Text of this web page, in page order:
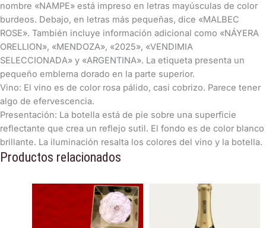
nombre «NAMPE» está impreso en letras mayúsculas de color
burdeos. Debajo, en letras más pequeñas, dice «MALBEC
ROSE». También incluye información adicional como «NÁYERA
ORELLION», «MENDOZA», «2025», «VENDIMIA
SELECCIONADA» y «ARGENTINA». La etiqueta presenta un
pequeño emblema dorado en la parte superior.
​Vino: El vino es de color rosa pálido, casi cobrizo. Parece tener
algo de efervescencia.
​Presentación: La botella está de pie sobre una superficie
reflectante que crea un reflejo sutil. El fondo es de color blanco
brillante. La iluminación resalta los colores del vino y la botella.
Productos relacionados